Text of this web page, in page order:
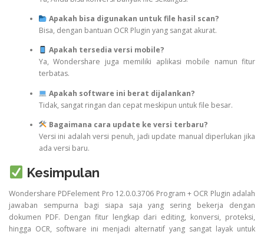
Apakah bisa digunakan untuk file hasil scan?
Bisa, dengan bantuan OCR Plugin yang sangat akurat.
Apakah tersedia versi mobile?
Ya, Wondershare juga memiliki aplikasi mobile namun fitur
terbatas.
Apakah software ini berat dijalankan?
Tidak, sangat ringan dan cepat meskipun untuk file besar.
Bagaimana cara update ke versi terbaru?
Versi ini adalah versi penuh, jadi update manual diperlukan jika
ada versi baru.
Kesimpulan
Wondershare PDFelement Pro 12.0.0.3706 Program + OCR Plugin adalah
jawaban sempurna bagi siapa saja yang sering bekerja dengan
dokumen PDF. Dengan fitur lengkap dari editing, konversi, proteksi,
hingga OCR, software ini menjadi alternatif yang sangat layak untuk